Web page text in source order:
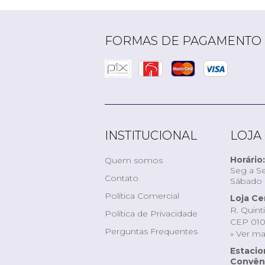
FORMAS DE PAGAMENTO
INSTITUCIONAL
Quem somos
Contato
Política Comercial
Política de Privacidade
Perguntas Frequentes
LOJA
Horário:
Seg a
Sábado
Loja
R.
CEP
» Ver